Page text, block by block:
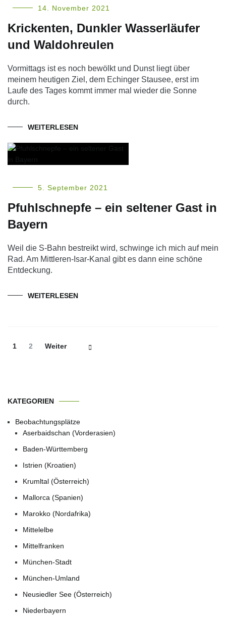
14. November 2021
Krickenten, Dunkler Wasserläufer
und Waldohreulen
Vormittags ist es noch bewölkt und Dunst liegt über
meinem heutigen Ziel, dem Echinger Stausee, erst im
Laufe des Tages kommt immer mal wieder die Sonne
durch.
WEITERLESEN
5. September 2021
Pfuhlschnepfe – ein seltener Gast in
Bayern
Weil die S-Bahn bestreikt wird, schwinge ich mich auf mein
Rad. Am Mittleren-Isar-Kanal gibt es dann eine schöne
Entdeckung.
WEITERLESEN
Beitrags-
Seite
1 Seite
2 Weiter
KATEGORIEN
Beobachtungsplätze
Aserbaidschan (Vorderasien)
Baden-Württemberg
Istrien (Kroatien)
Krumltal (Österreich)
Mallorca (Spanien)
Marokko (Nordafrika)
Mittelelbe
Mittelfranken
München-Stadt
München-Umland
Neusiedler See (Österreich)
Niederbayern